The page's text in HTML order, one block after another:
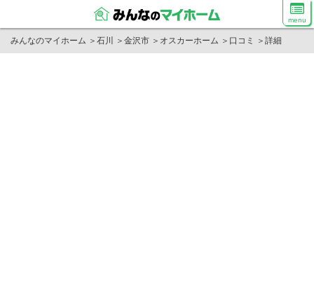
menu
みんなのマイホーム ＞ 石川 ＞ 金沢市 ＞ オスカーホーム ＞ 口コミ ＞ 詳細